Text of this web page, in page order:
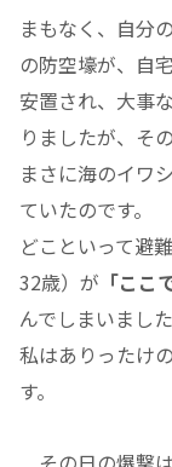
まもなく、自分
の防空壕が、自
安置され、大事
りましたが、そ
まさに海のイワ
ていたのです。
どこといって避
32歳）が 「ここ
んでしまいました
私はありったけ
す。